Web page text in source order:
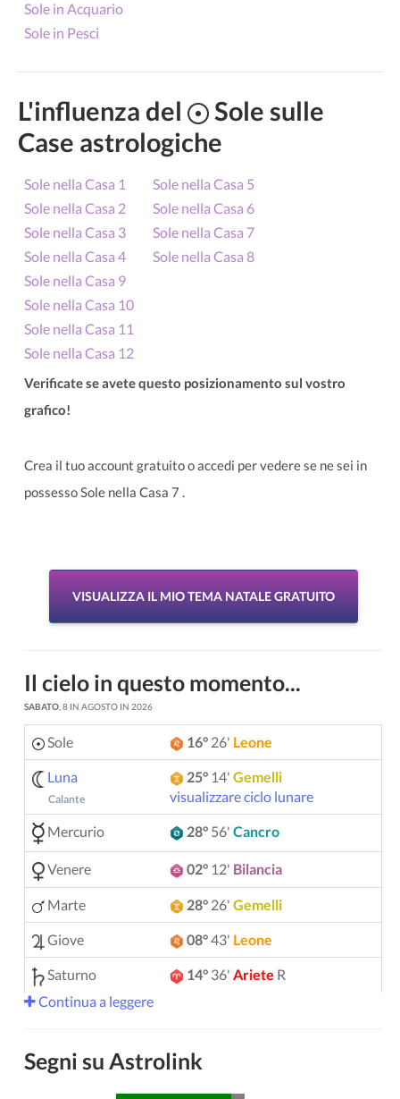
Sole in Acquario
Sole in Pesci
L'influenza del
Sole sulle
Case astrologiche
Sole nella Casa 1
Sole nella Casa 2
Sole nella Casa 3
Sole nella Casa 4
Sole nella Casa 5
Sole nella Casa 6
Sole nella Casa 7
Sole nella Casa 8
Sole nella Casa 9
Sole nella Casa 10
Sole nella Casa 11
Sole nella Casa 12
Verificate se avete questo posizionamento sul vostro
grafico!
Crea il tuo account gratuito o accedi per vedere se ne sei in
possesso Sole nella Casa 7 .
VISUALIZZA IL MIO TEMA NATALE GRATUITO
Il cielo in questo momento...
SABATO, 8 IN AGOSTO IN 2026
Sole 16° 26' Leone
Luna
Calante
25° 14' Gemelli
visualizzare ciclo lunare
Mercurio 28° 56' Cancro
Venere 02° 12' Bilancia
Marte 28° 26' Gemelli
Giove 08°43' Leone
Saturno 14° 36' Ariete R
Urano
Nettuno 04°
Continua a leggere
Segni su Astrolink